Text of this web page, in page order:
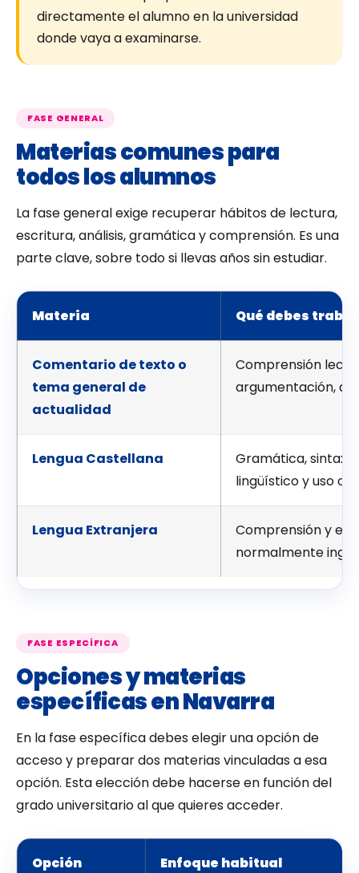
directamente el alumno en la universidad
donde vaya a examinarse.
FASE GENERAL
Materias comunes para
todos los alumnos
La fase general exige recuperar hábitos de lectura,
escritura, análisis, gramática y comprensión. Es una
parte clave, sobre todo si llevas años sin estudiar.
Materia Qué debes
Comentario de texto o
tema general de
actualidad
Comprensión
argumentación,
Lengua Castellana
Gramática,
lingüístico y uso
Lengua Extranjera
Comprensión y
normalmente
FASE ESPECÍFICA
Opciones y materias
específicas en Navarra
En la fase específica debes elegir una opción de
acceso y preparar dos materias vinculadas a esa
opción. Esta elección debe hacerse en función del
grado universitario al que quieres acceder.
Opción Enfoque habitual